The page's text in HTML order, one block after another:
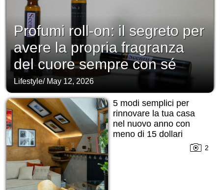
Profumi roll-on: il segreto per
avere la propria fragranza
del cuore sempre con sé
Lifestyle/ May 12, 2026
5 modi semplici per
rinnovare la tua casa
nel nuovo anno con
meno di 15 dollari
2